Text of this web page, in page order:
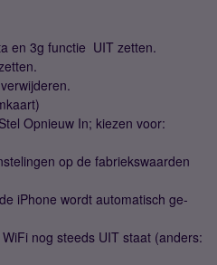
en 3g functie UIT zetten.
Opnieuw In; kiezen voor:
op de fabriekswaarden
iPhone wordt automatisch ge-
nog steeds UIT staat (anders: